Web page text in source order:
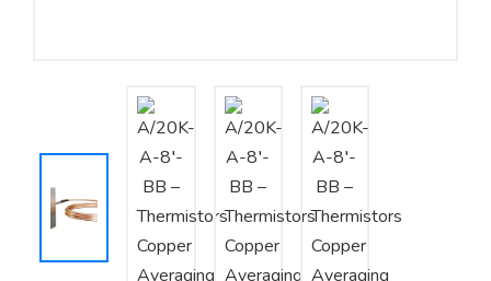
Tư vấn – Thiết kế – Cung cấp thiết bị HVAC
Tư vấn thiết kế, thi công tủ điều khiển
Thi công – Lắp đặt hệ thống HVAC